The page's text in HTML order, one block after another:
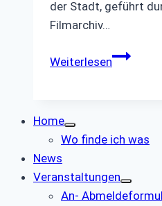
der Stadt, geführt
Filmarchiv…
Weiterlesen
Home
Wo finde ich was
News
Veranstaltungen
An-